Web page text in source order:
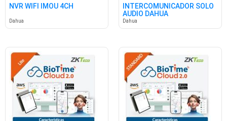
NVR WIFI IMOU 4CH
Dahua
INTERCOMUNICADOR SOLO
AUDIO DAHUA
Dahua